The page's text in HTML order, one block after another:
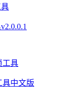
具中文版